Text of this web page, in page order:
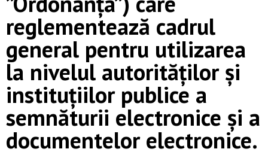
reglementează cadrul
general pentru utilizarea
la nivelul autorităților și
instituțiilor publice a
semnăturii electronice și a
documentelor electronice.